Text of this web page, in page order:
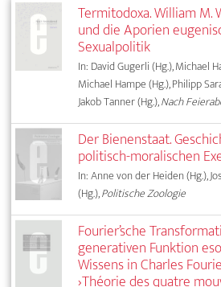
Termitodoxa. William M.
und die Aporien
Sexualpolitik
In: David Gugerli (Hg.), Michael
Michael Hampe (Hg.), Philipp
Jakob Tanner (Hg.),Nach
Der Bienenstaat.
politisch-moralischen
In: Anne von der Heiden (Hg.),
(Hg.),Politische Zoologie
Fourier’sche
generativen Funktion
Wissens in Charles